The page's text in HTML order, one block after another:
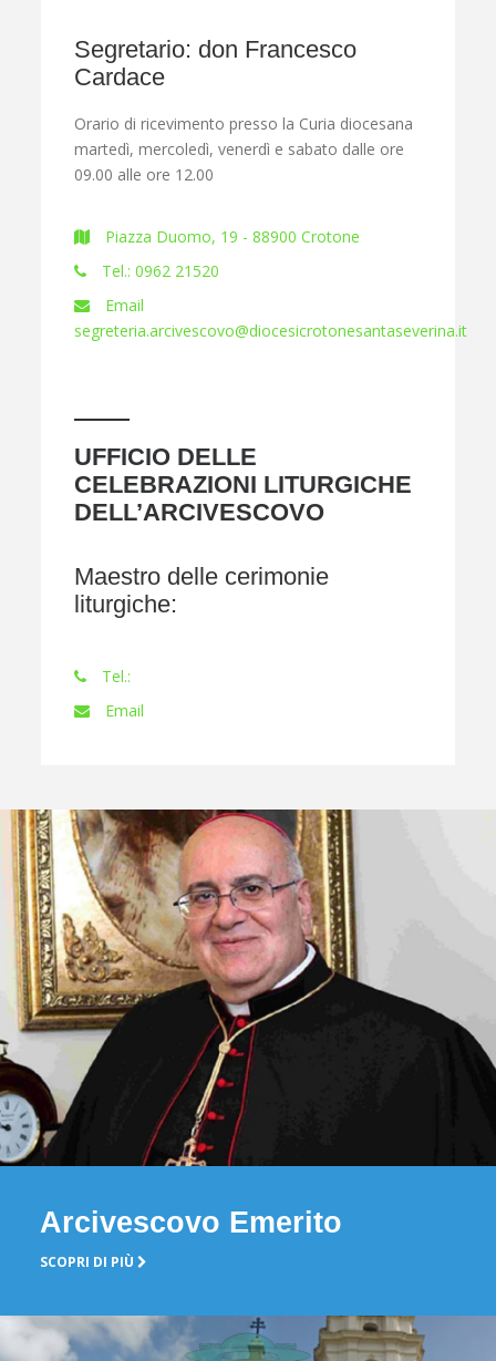
Segretario: don Francesco
Cardace
Orario di ricevimento presso la Curia diocesana
martedì, mercoledì, venerdì e sabato dalle ore
09.00 alle ore 12.00
Piazza Duomo, 19 - 88900 Crotone
Tel.: 0962 21520
Email
segreteria.arcivescovo@diocesicrotonesantaseverina.it
UFFICIO DELLE
CELEBRAZIONI LITURGICHE
DELL’ARCIVESCOVO
Maestro delle cerimonie
liturgiche:
Tel.:
Email
Arcivescovo Emerito
SCOPRI DI PIÙ